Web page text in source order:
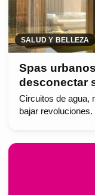
SALUD Y BELLEZA
Spas
desconectar
Circuitos de agua,
bajar revoluciones.